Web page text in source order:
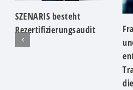
SZENARIS besteht
Rezertifizierungsaudit